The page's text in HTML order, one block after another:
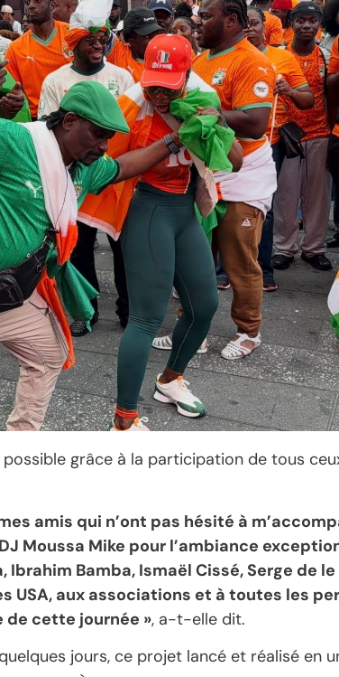
grâce à la participation de tous
amis qui n’ont pas hésité à
Moussa Mike pour l’ambiance
Ibrahim Bamba, Ismaël Cissé, Serge de
USA, aux associations et à toutes les
de cette journée », a-t-elle dit.
jours, ce projet lancé et réalisé en